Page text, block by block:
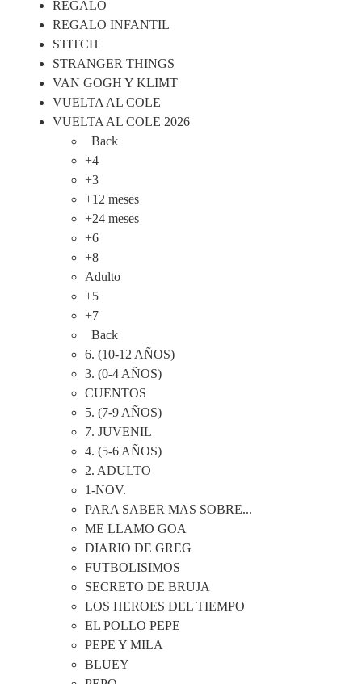
REGALO
REGALO INFANTIL
STITCH
STRANGER THINGS
VAN GOGH Y KLIMT
VUELTA AL COLE
VUELTA AL COLE 2026
Back
+4
+3
+12 meses
+24 meses
+6
+8
Adulto
+5
+7
Back
6. (10-12 AÑOS)
3. (0-4 AÑOS)
CUENTOS
5. (7-9 AÑOS)
7. JUVENIL
4. (5-6 AÑOS)
2. ADULTO
1-NOV.
PARA SABER MAS SOBRE...
ME LLAMO GOA
DIARIO DE GREG
FUTBOLISIMOS
SECRETO DE BRUJA
LOS HEROES DEL TIEMPO
EL POLLO PEPE
PEPE Y MILA
BLUEY